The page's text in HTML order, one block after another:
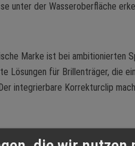
unter der Wasseroberfläche
Marke ist bei ambitionierten
Lösungen für Brillenträger, die
integrierbare Korrekturclip